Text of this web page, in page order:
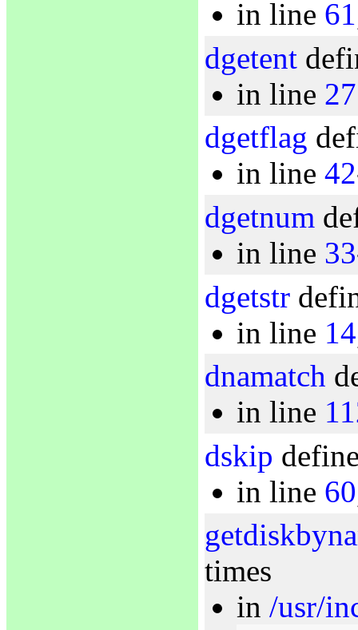
in line 61
dgetent
in line 27
dgetflag
in line 42
dgetnum
in line 33
dgetstr
in line 14
dnamatch
in line
dskip
in line 60
times
in /usr/